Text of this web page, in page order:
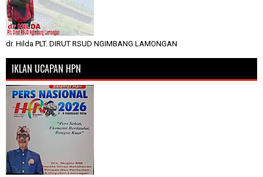
dr. Hilda PLT. DIRUT RSUD NGIMBANG LAMONGAN
IKLAN UCAPAN HPN